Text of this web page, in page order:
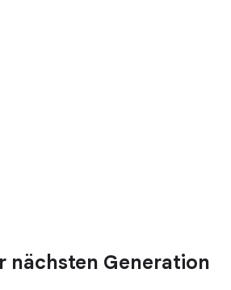
nächsten Generation